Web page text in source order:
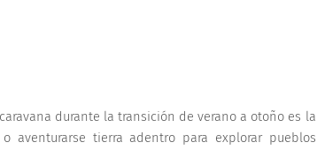
durante la transición de verano a otoño es la
aventurarse tierra adentro para explorar pueblos